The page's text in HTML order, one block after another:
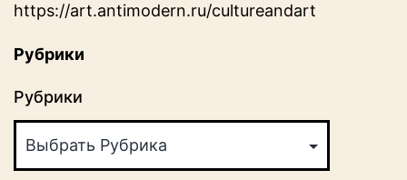
https://art.antimodern.ru/cultureandart
Рубрики
Рубрики